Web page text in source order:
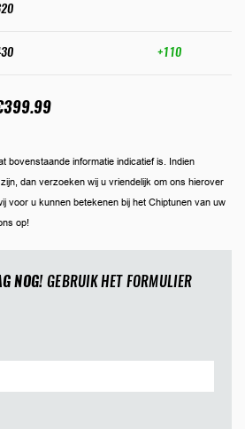
+110
bovenstaande informatie indicatief is. Indien
dan verzoeken wij u vriendelijk om ons hierover
voor u kunnen betekenen bij het Chiptunen van uw
op!
NOG!GEBRUIK HET FORMULIER